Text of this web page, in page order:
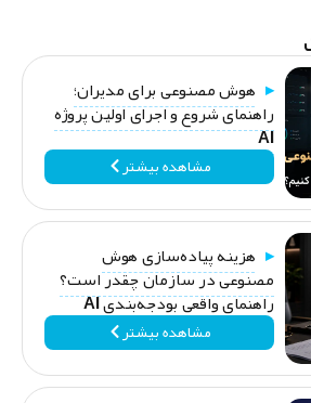
هوش مصنوعی برای مدیران؛
راهنمای شروع و اجرای اولین پروژه
AI
مشاهده بیشتر
هزینه پیاده‌سازی هوش
مصنوعی در سازمان چقدر است؟
راهنمای واقعی بودجه‌بندی AI
مشاهده بیشتر